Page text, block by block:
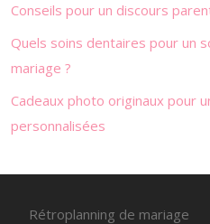
Conseils pour un discours
Quels soins dentaires pour un
mariage ?
Cadeaux photo originaux pour
personnalisées
Rétroplanning de mariage